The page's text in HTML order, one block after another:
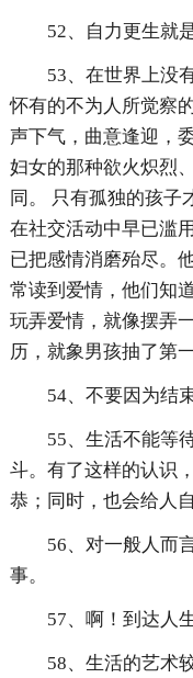
52、自力更生就
53、在世界上没
怀有的不为人所觉察
声下气，曲意逢迎，
妇女的那种欲火炽烈
同。 只有孤独的孩子
在社交活动中早已滥
已把感情消磨殆尽。
常读到爱情，他们知
玩弄爱情，就像摆弄
历，就象男孩抽了第
54、不要因为结
55、生活不能等
斗。有了这样的认识
恭；同时，也会给人
56、对一般人而
事。
57、啊！到达人
58、生活的艺术